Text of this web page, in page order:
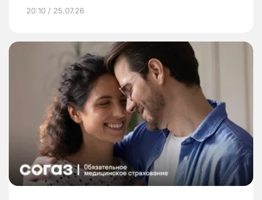
20:10 / 25.07.26